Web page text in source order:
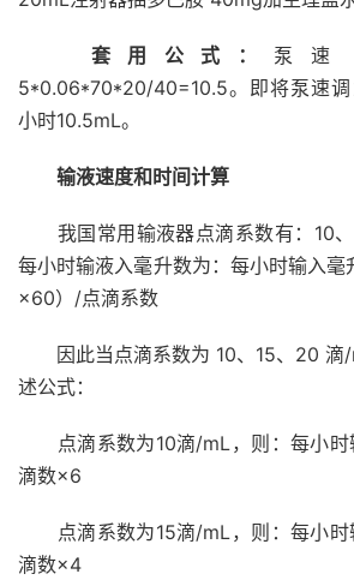
套用公式： 泵速
5*0.06*70*20/40=10.5。即将泵速
小时10.5mL。
输液速度和时间计算
我国常用输液器点滴系数有：10
每小时输液入毫升数为：每小时输入
×60）/点滴系数
因此当点滴系数为 10、15、20 滴
述公式：
点滴系数为10滴/mL，则：每小
滴数×6
点滴系数为15滴/mL，则：每小
滴数×4